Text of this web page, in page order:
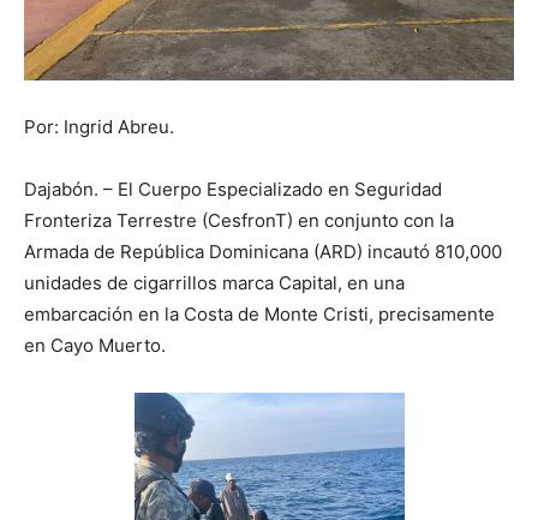
Por: Ingrid Abreu.
Dajabón. – El Cuerpo Especializado en Seguridad
Fronteriza Terrestre (CesfronT) en conjunto con la
Armada de República Dominicana (ARD) incautó 810,000
unidades de cigarrillos marca Capital, en una
embarcación en la Costa de Monte Cristi, precisamente
en Cayo Muerto.